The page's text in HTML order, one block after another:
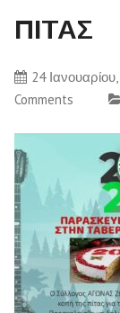
ΠΙΤΑΣ
24
Comments